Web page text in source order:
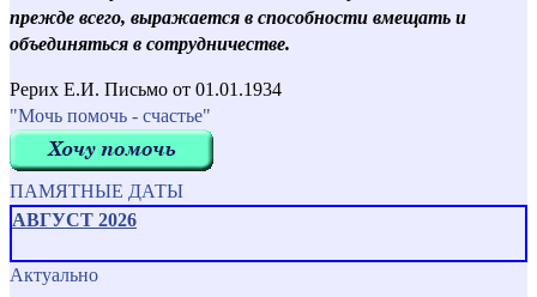
прежде всего, выражается в способности вмещать и
объединяться в сотрудничестве.
Рерих Е.И. Письмо от 01.01.1934
"Мочь помочь - счастье"
ПАМЯТНЫЕ ДАТЫ
АВГУСТ 2026
Актуально